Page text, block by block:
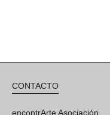
CONTACTO
encontrArte Asociación